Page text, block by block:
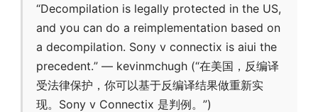
“Decompilation is legally protected in the US,
and you can do a reimplementation based on
a decompilation. Sony v connectix is aiui the
precedent.” — kevinmchugh (“在美国，反编译
受法律保护，你可以基于反编译结果做重新实
现。Sony v Connectix 是判例。”)